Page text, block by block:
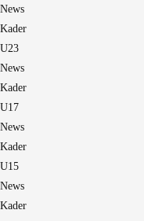
News
Kader
U23
News
Kader
U17
News
Kader
U15
News
Kader